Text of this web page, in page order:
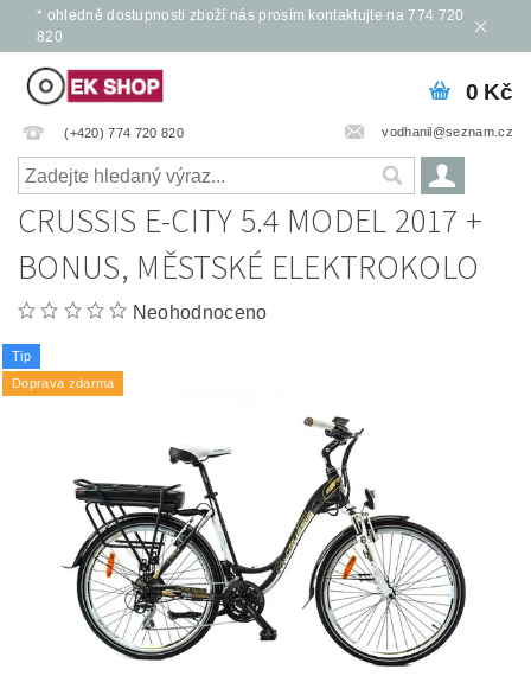
* ohledně dostupnosti zboží nás prosím kontaktujte na 774 720
820
(+420) 774 720 820 vodhanil@seznam.cz
0 Kč
CRUSSIS E-CITY 5.4 MODEL 2017 +
BONUS, MĚSTSKÉ ELEKTROKOLO
Neohodnoceno
Tip
Doprava zdarma